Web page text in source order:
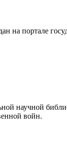
на портале
научной
войн.